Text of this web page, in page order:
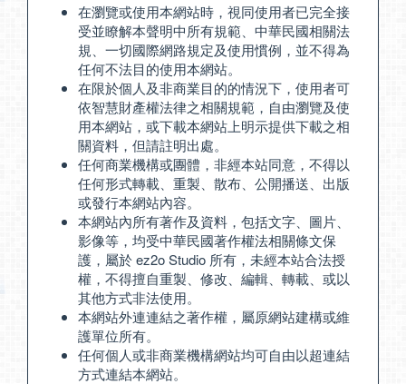
在瀏覽或使用本網站時，視同使用者已完全接
受並瞭解本聲明中所有規範、中華民國相關法
規、一切國際網路規定及使用慣例，並不得為
任何不法目的使用本網站。
在限於個人及非商業目的的情況下，使用者可
依智慧財產權法律之相關規範，自由瀏覽及使
用本網站，或下載本網站上明示提供下載之相
關資料，但請註明出處。
任何商業機構或團體，非經本站同意，不得以
任何形式轉載、重製、散布、公開播送、出版
或發行本網站內容。
本網站內所有著作及資料，包括文字、圖片、
影像等，均受中華民國著作權法相關條文保
護，屬於 ez2o Studio 所有，未經本站合法授
權，不得擅自重製、修改、編輯、轉載、或以
其他方式非法使用。
本網站外連連結之著作權，屬原網站建構或維
護單位所有。
任何個人或非商業機構網站均可自由以超連結
方式連結本網站。